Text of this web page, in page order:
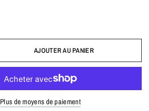
AJOUTER AU PANIER
Plus de moyens de paiement